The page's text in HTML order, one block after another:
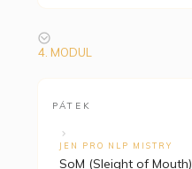
4. MODUL
PÁTEK
JEN PRO NLP MISTRY
SoM (Sleight of Mouth)